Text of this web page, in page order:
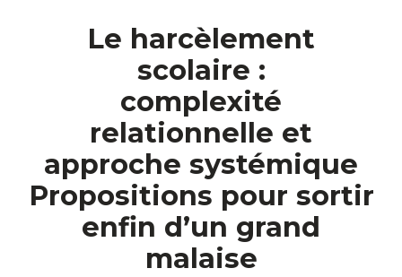
Le harcèlement
scolaire :
complexité
relationnelle et
approche systémique
Propositions pour sortir
enfin d’un grand
malaise